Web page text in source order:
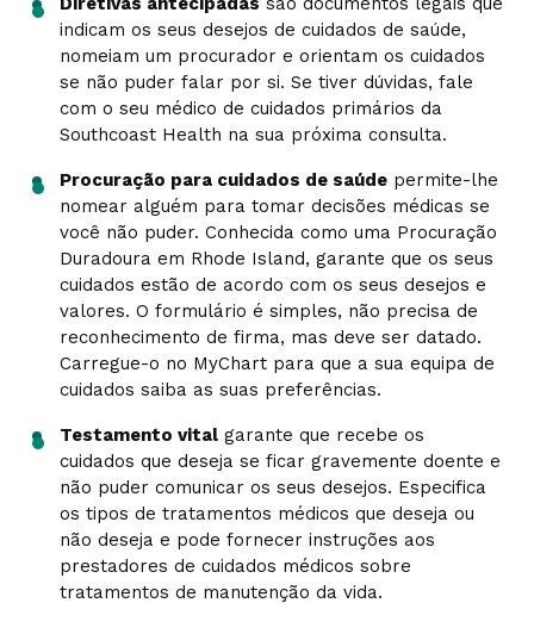
indicam os seus desejos de cuidados de saúde,
nomeiam um procurador e orientam os cuidados
se não puder falar por si. Se tiver dúvidas, fale
com o seu médico de cuidados primários da
Southcoast Health na sua próxima consulta.
Procuração para cuidados de saúde permite-lhe
nomear alguém para tomar decisões médicas se
você não puder. Conhecida como uma Procuração
Duradoura em Rhode Island, garante que os seus
cuidados estão de acordo com os seus desejos e
valores. O formulário é simples, não precisa de
reconhecimento de firma, mas deve ser datado.
Carregue-o no MyChart para que a sua equipa de
cuidados saiba as suas preferências.
Testamento vital garante que recebe os
cuidados que deseja se ficar gravemente doente e
não puder comunicar os seus desejos. Especifica
os tipos de tratamentos médicos que deseja ou
não deseja e pode fornecer instruções aos
prestadores de cuidados médicos sobre
tratamentos de manutenção da vida.